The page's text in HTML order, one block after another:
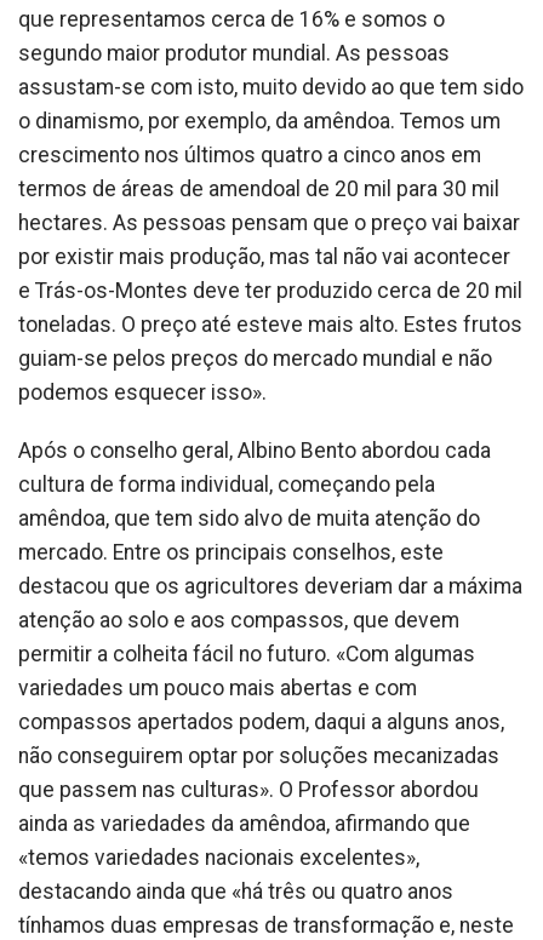
que representamos cerca de 16% e somos o
segundo maior produtor mundial. As pessoas
assustam-se com isto, muito devido ao que tem sido
o dinamismo, por exemplo, da amêndoa. Temos um
crescimento nos últimos quatro a cinco anos em
termos de áreas de amendoal de 20 mil para 30 mil
hectares. As pessoas pensam que o preço vai baixar
por existir mais produção, mas tal não vai acontecer
e Trás-os-Montes deve ter produzido cerca de 20 mil
toneladas. O preço até esteve mais alto. Estes frutos
guiam-se pelos preços do mercado mundial e não
podemos esquecer isso».
Após o conselho geral, Albino Bento abordou cada
cultura de forma individual, começando pela
amêndoa, que tem sido alvo de muita atenção do
mercado. Entre os principais conselhos, este
destacou que os agricultores deveriam dar a máxima
atenção ao solo e aos compassos, que devem
permitir a colheita fácil no futuro. «Com algumas
variedades um pouco mais abertas e com
compassos apertados podem, daqui a alguns anos,
não conseguirem optar por soluções mecanizadas
que passem nas culturas». O Professor abordou
ainda as variedades da amêndoa, afirmando que
«temos variedades nacionais excelentes»,
destacando ainda que «há três ou quatro anos
tínhamos duas empresas de transformação e, neste